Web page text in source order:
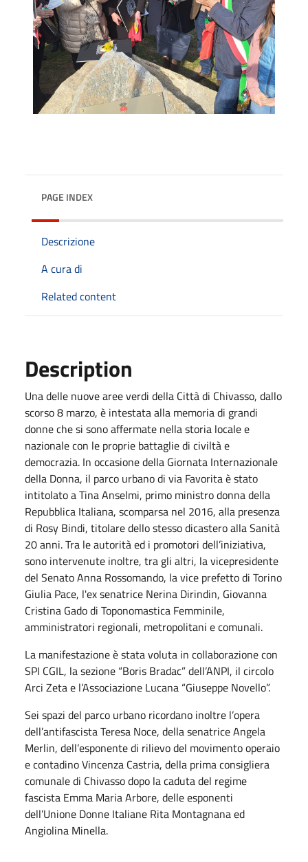
PAGE INDEX
Descrizione
A cura di
Related content
Description
Una delle nuove aree verdi della Città di Chivasso, dallo
scorso 8 marzo, è intestata alla memoria di grandi
donne che si sono affermate nella storia locale e
nazionale con le proprie battaglie di civiltà e
democrazia. In occasione della Giornata Internazionale
della Donna, il parco urbano di via Favorita è stato
intitolato a Tina Anselmi, primo ministro donna della
Repubblica Italiana, scomparsa nel 2016, alla presenza
di Rosy Bindi, titolare dello stesso dicastero alla Sanità
20 anni. Tra le autorità ed i promotori dell’iniziativa,
sono intervenute inoltre, tra gli altri, la vicepresidente
del Senato Anna Rossomando, la vice prefetto di Torino
Giulia Pace, l'ex senatrice Nerina Dirindin, Giovanna
Cristina Gado di Toponomastica Femminile,
amministratori regionali, metropolitani e comunali.
La manifestazione è stata voluta in collaborazione con
SPI CGIL, la sezione “Boris Bradac” dell’ANPI, il circolo
Arci Zeta e l’Associazione Lucana “Giuseppe Novello”.
Sei spazi del parco urbano ricordano inoltre l’opera
dell’antifascista Teresa Noce, della senatrice Angela
Merlin, dell’esponente di rilievo del movimento operaio
e contadino Vincenza Castria, della prima consigliera
comunale di Chivasso dopo la caduta del regime
fascista Emma Maria Arbore, delle esponenti
dell’Unione Donne Italiane Rita Montagnana ed
Angiolina Minella.